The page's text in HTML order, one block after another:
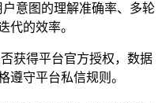
意图的理解准确率、多轮
代的效率。
获得平台官方授权，数据
遵守平台私信规则。